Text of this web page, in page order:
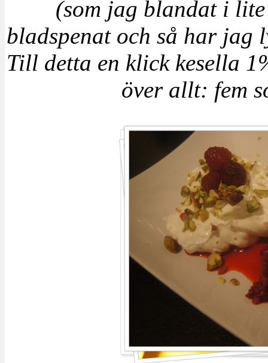
(som jag blandat i
bladspenat och så har
Till detta en klick kesella
över allt: fem